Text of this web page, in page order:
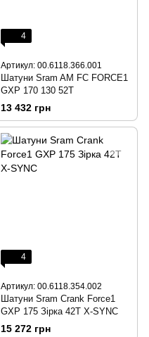
4
Артикул: 00.6118.366.001
Шатуни Sram AM FC FORCE1
GXP 170 130 52T
13 432 грн
4
Артикул: 00.6118.354.002
Шатуни Sram Crank Force1
GXP 175 Зірка 42T X-SYNC
15 272 грн